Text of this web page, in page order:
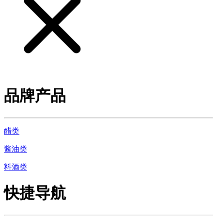
品牌产品
醋类
酱油类
料酒类
快捷导航